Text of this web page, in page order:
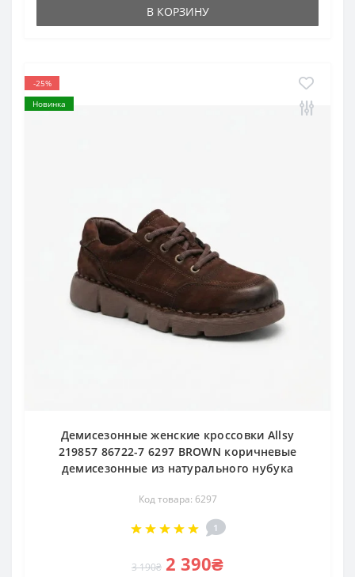
В КОРЗИНУ
-25%
Новинка
Демисезонные женские кроссовки Allsy
219857 86722-7 6297 BROWN коричневые
демисезонные из натурального нубука
Код товара: 6297
1
3 190₴ 2 390₴